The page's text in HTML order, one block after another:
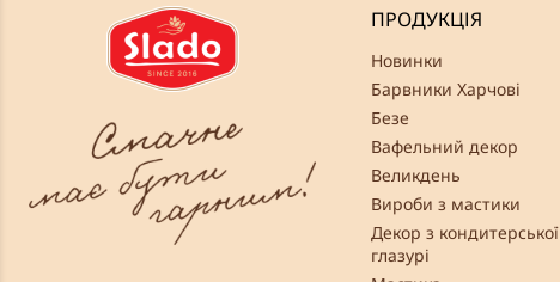
ПРОДУКЦІЯ
Новинки
Барвники Харчові
Безе
Вафельний декор
Великдень
Вироби з мастики
Декор з кондитерської
глазурі